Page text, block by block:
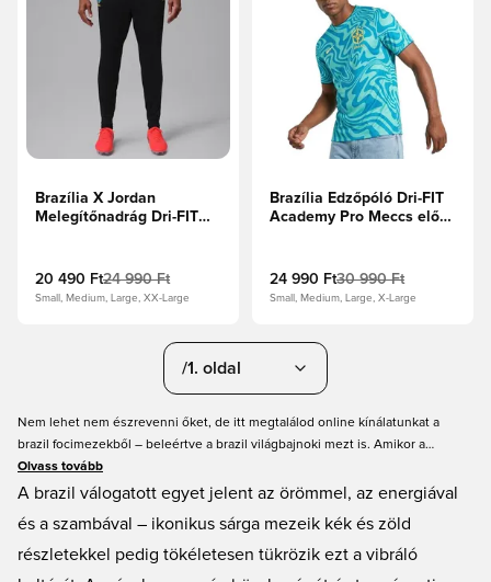
Brazília X Jordan
Melegítőnadrág Dri-FIT
Fekete/Sárga/Világos
menta
20 490 Ft24 990 Ft
Small, Medium, Large, XX-Large
Brazília Edzőpóló Dri-FIT
Academy Pro Meccs előtti
24 990 Ft30 990 Ft
Small, Medium, Large, X-Large
/1. oldal
Nem lehet nem észrevenni őket, de itt megtalálod online kínálatunkat a
brazil focimezekből – beleértve a brazil világbajnoki mezt is. Amikor a
brazilok megmutatják a futballvarázslatukat, nehéz nem beleszeretni a
stílusukba! A brazil mez jellegzetes, élénk sárga színe biztosítja, hogy
Unisportstore.com oldalon széles választékot találsz.
Olvass tovább
A brazil válogatott egyet jelent az örömmel, az energiával
és a szambával – ikonikus sárga mezeik kék és zöld
részletekkel pedig tökéletesen tükrözik ezt a vibráló